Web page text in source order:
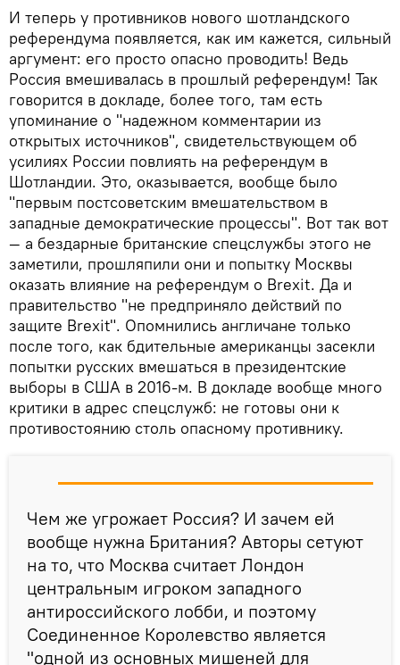
И теперь у противников нового шотландского
референдума появляется, как им кажется, сильный
аргумент: его просто опасно проводить! Ведь
Россия вмешивалась в прошлый референдум! Так
говорится в докладе, более того, там есть
упоминание о "надежном комментарии из
открытых источников", свидетельствующем об
усилиях России повлиять на референдум в
Шотландии. Это, оказывается, вообще было
"первым постсоветским вмешательством в
западные демократические процессы". Вот так вот
— а бездарные британские спецслужбы этого не
заметили, прошляпили они и попытку Москвы
оказать влияние на референдум о Brexit. Да и
правительство "не предприняло действий по
защите Brexit". Опомнились англичане только
после того, как бдительные американцы засекли
попытки русских вмешаться в президентские
выборы в США в 2016-м. В докладе вообще много
критики в адрес спецслужб: не готовы они к
противостоянию столь опасному противнику.
Чем же угрожает Россия? И зачем ей
вообще нужна Британия? Авторы сетуют
на то, что Москва считает Лондон
центральным игроком западного
антироссийского лобби, и поэтому
Соединенное Королевство является
"одной из основных мишеней для